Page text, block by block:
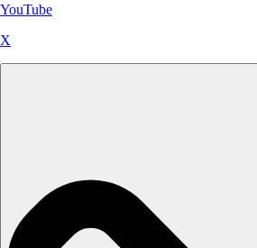
YouTube
X